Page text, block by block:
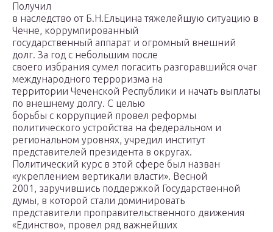
Получил
в наследство от Б.Н.Ельцина тяжелейшую ситуацию в
Чечне, коррумпированный
государственный аппарат и огромный внешний
долг. За год с небольшим после
своего избрания сумел погасить разгоравшийся очаг
международного терроризма на
территории Чеченской Республики и начать выплаты
по внешнему долгу. С целью
борьбы с коррупцией провел реформы
политического устройства на федеральном и
региональном уровнях, учредил институт
представителей президента в округах.
Политический курс в этой сфере был назван
«укреплением вертикали власти». Весной
2001, заручившись поддержкой Государственной
думы, в которой стали доминировать
представители проправительственного движения
«Единство», провел ряд важнейших